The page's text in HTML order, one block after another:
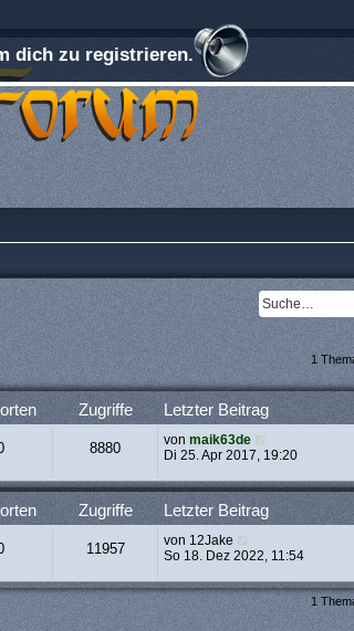
dich zu registrieren.
1
Zugriffe Letzter Beitrag
8880 vonmaik63de
Di 25. Apr 2017, 19:20
Zugriffe Letzter Beitrag
11957 von 12Jake
So 18. Dez 2022, 11:54
1